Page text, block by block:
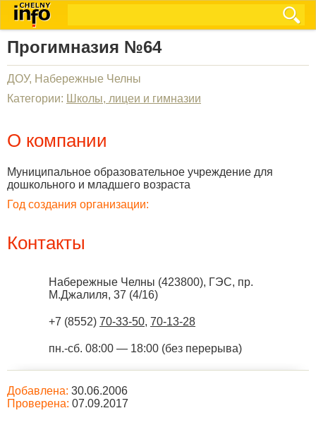
Прогимназия №64
ДОУ, Набережные Челны
Категории: Школы, лицеи и гимназии
О компании
Муниципальное образовательное учреждение для
дошкольного и младшего возраста
Год создания организации:
Контакты
Набережные Челны (423800), ГЭС, пр.
М.Джалиля, 37 (4/16)
+7 (8552) 70-33-50, 70-13-28
пн.-сб. 08:00 — 18:00 (без перерыва)
Добавлена: 30.06.2006
Проверена: 07.09.2017